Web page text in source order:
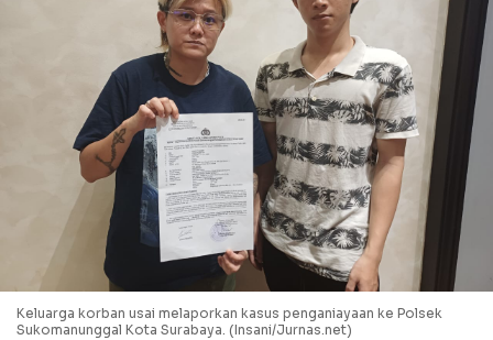
Keluarga korban usai melaporkan kasus penganiayaan ke Polsek
Sukomanunggal Kota Surabaya. (Insani/Jurnas.net)